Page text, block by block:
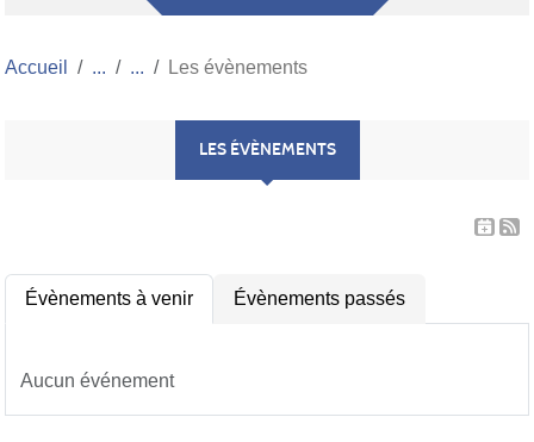
Accueil Les évènements
LES ÉVÈNEMENTS
Évènements à venir Évènements passés
Aucun événement